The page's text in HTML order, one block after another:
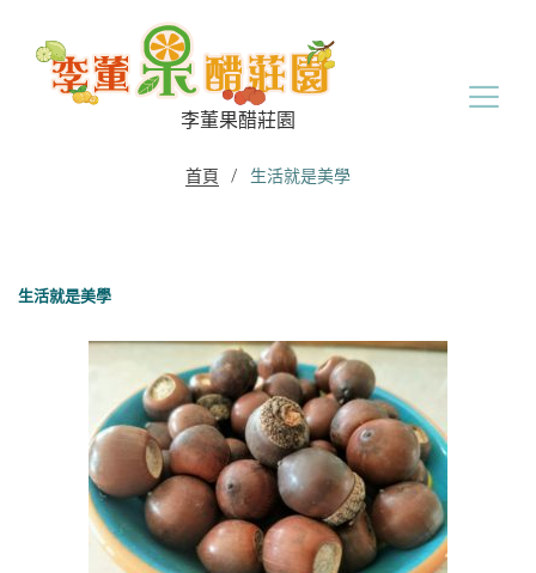
content
李董果醋莊園
首頁 / 生活就是美學
生活就是美學